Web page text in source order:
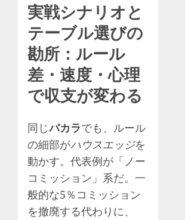
実戦シナリオと
テーブル選びの
勘所：ルール
差・速度・心理
で収支が変わる
同じバカラでも、ルール
の細部がハウスエッジを
動かす。代表例が「ノー
コミッション」系だ。一
般的な5％コミッション
を撤廃する代わりに、